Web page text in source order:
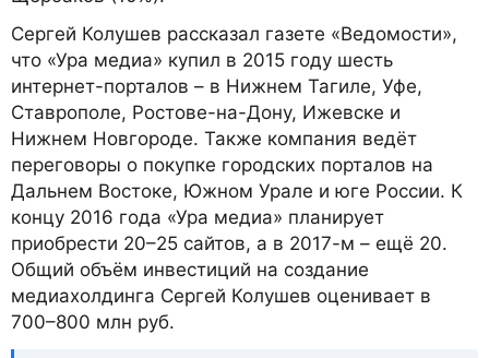
Сергей Колушев рассказал газете «Ведомости»,
что «Ура медиа» купил в 2015 году шесть
интернет-порталов – в Нижнем Тагиле, Уфе,
Ставрополе, Ростове-на-Дону, Ижевске и
Нижнем Новгороде. Также компания ведёт
переговоры о покупке городских порталов на
Дальнем Востоке, Южном Урале и юге России. К
концу 2016 года «Ура медиа» планирует
приобрести 20–25 сайтов, а в 2017-м – ещё 20.
Общий объём инвестиций на создание
медиахолдинга Сергей Колушев оценивает в
700–800 млн руб.